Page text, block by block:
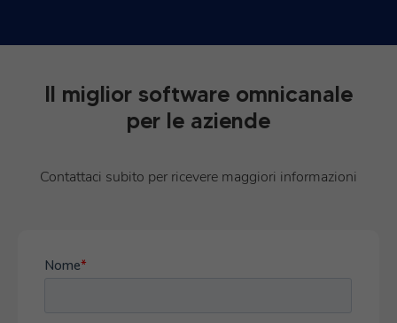
Il miglior software omnicanale
per le aziende
Contattaci subito per ricevere maggiori informazioni